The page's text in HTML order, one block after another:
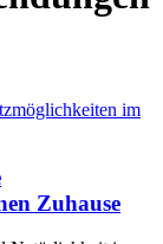
Zuhause